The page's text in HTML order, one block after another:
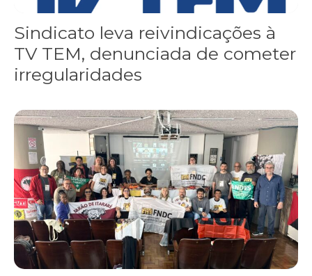
Sindicato leva reivindicações à
TV TEM, denunciada de cometer
irregularidades
FNDC aprova plataforma de 20 pontos para as eleições 2026